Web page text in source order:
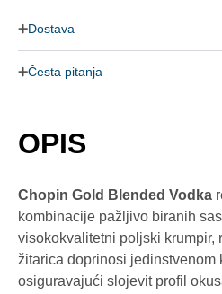
Dostava
Česta pitanja
OPIS
Chopin Gold Blended Vodka
kombinacije pažljivo biranih
visokokvalitetni poljski krumpir,
žitarica doprinosi jedinstvenom
osiguravajući slojevit profil